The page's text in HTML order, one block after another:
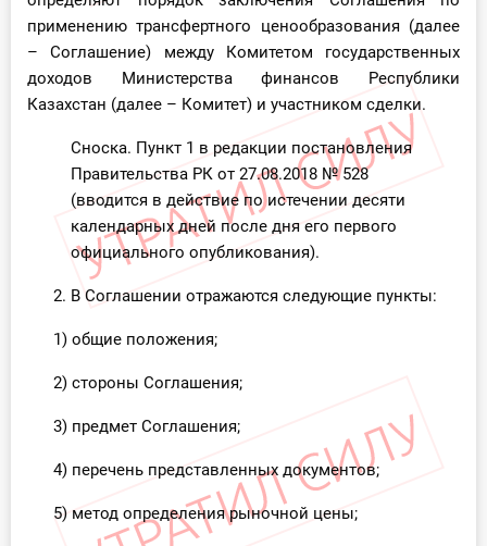
применению трансфертного ценообразования (далее
– Соглашение) между Комитетом государственных
доходов Министерства финансов Республики
Казахстан (далее – Комитет) и участником сделки.
Сноска. Пункт 1 в редакции постановления
Правительства РК от 27.08.2018 № 528
(вводится в действие по истечении десяти
календарных дней после дня его первого
официального опубликования).
2. В Соглашении отражаются следующие пункты:
1) общие положения;
2) стороны Соглашения;
3) предмет Соглашения;
4) перечень представленных документов;
5) метод определения рыночной цены;